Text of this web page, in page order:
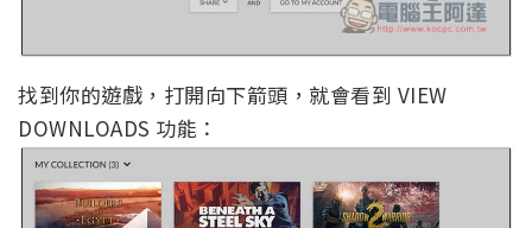
找到你的遊戲，打開向下箭頭，就會看到 VIEW
DOWNLOADS 功能：